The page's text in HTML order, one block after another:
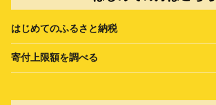
はじめてのふるさと納税
寄付上限額を調べる